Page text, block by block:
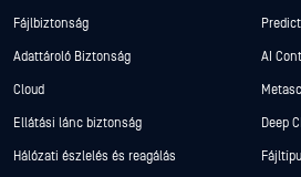
Fájlbiztonság
Adattároló Biztonság
Cloud
Ellátási lánc biztonság
Hálózati észlelés és reagálás
AI
Deep